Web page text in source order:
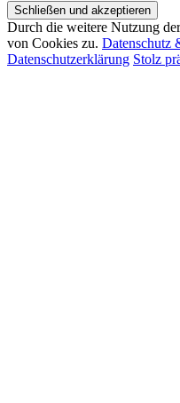
Durch die weitere Nutzung
von Cookies zu. Datenschutz
Datenschutzerklärung Stolz